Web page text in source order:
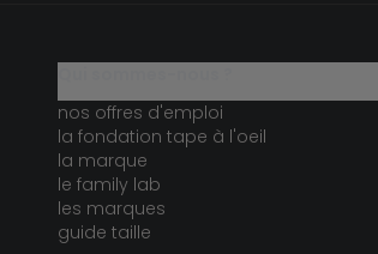
nos offres d'emploi
la fondation tape à l'oeil
la marque
le family lab
les marques
guide taille